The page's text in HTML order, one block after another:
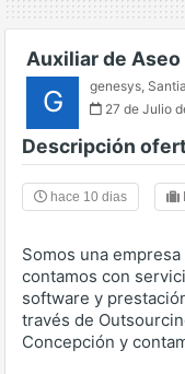
Auxiliar de
G genesys,
27 de Julio
Descripción
hace 10 dias
Somos una
contamos con
software y
través de
Concepción y